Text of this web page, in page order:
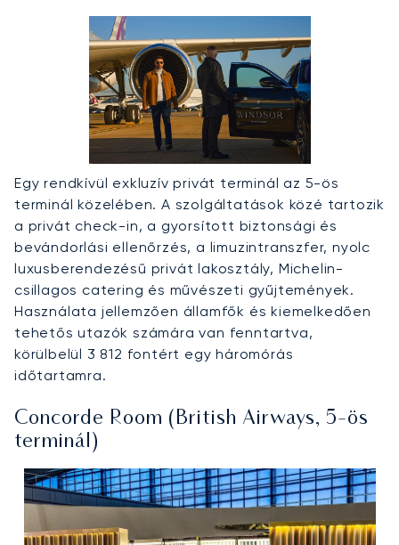
Egy rendkívül exkluzív privát terminál az 5-ös
terminál közelében. A szolgáltatások közé tartozik
a privát check-in, a gyorsított biztonsági és
bevándorlási ellenőrzés, a limuzintranszfer, nyolc
luxusberendezésű privát lakosztály, Michelin-
csillagos catering és művészeti gyűjtemények.
Használata jellemzően államfők és kiemelkedően
tehetős utazók számára van fenntartva,
körülbelül 3 812 fontért egy háromórás
időtartamra.
Concorde Room (British Airways, 5-ös
terminál)